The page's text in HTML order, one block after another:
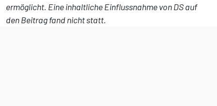
ermöglicht. Eine inhaltliche Einflussnahme von DS auf
den Beitrag fand nicht statt.